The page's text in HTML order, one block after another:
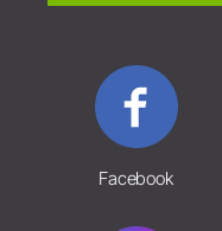
Facebook